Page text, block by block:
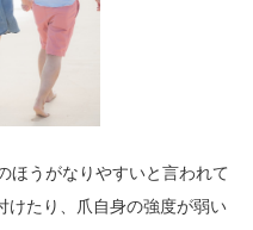
ほうがなりやすいと言われて
けたり、爪自身の強度が弱い